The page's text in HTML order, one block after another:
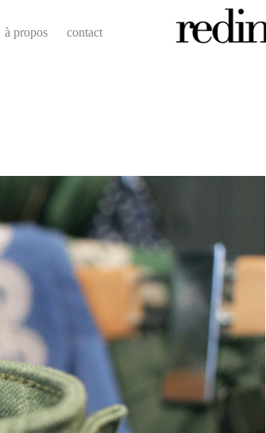
à propos contact